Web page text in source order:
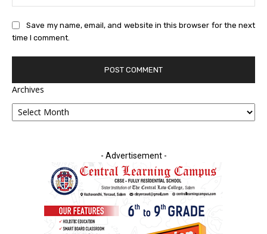
Save my name, email, and website in this browser for the next
time I comment.
Archives
- Advertisement -